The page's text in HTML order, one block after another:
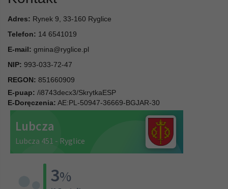
Adres: Rynek 9, 33-160 Ryglice
Telefon: 14 6541019
E-mail: gmina@ryglice.pl
NIP: 993-033-72-47
REGON: 851660909
E-puap: /i8743decx3/SkrytkaESP
E-Doręczenia: AE:PL-50947-36669-BGJAR-30